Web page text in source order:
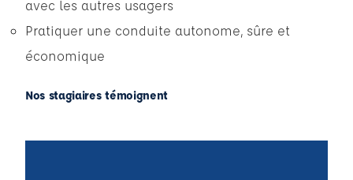
avec les autres usagers
Pratiquer une conduite autonome, sûre et
économique
Nos stagiaires témoignent